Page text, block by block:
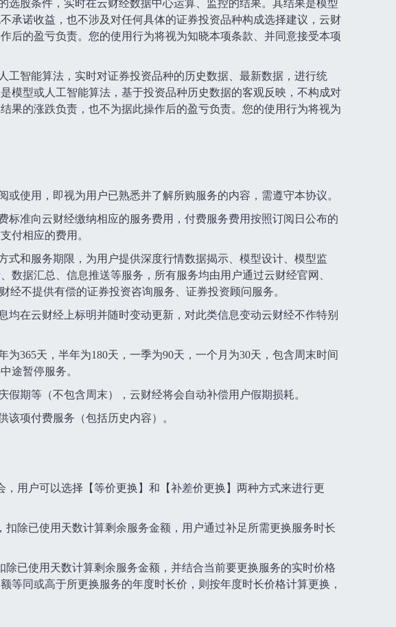
选股条件，实时在云财经数据中心运算、监控的结果。其结果是模型
承诺收益，也不涉及对任何具体的证券投资品种构成选择建议，云财
后的盈亏负责。您的使用行为将视为知晓本项条款、并同意接受本项
工智能算法，实时对证券投资品种的历史数据、最新数据，进行统
模型或人工智能算法，基于投资品种历史数据的客观反映，不构成对
果的涨跌负责，也不为据此操作后的盈亏负责。您的使用行为将视为
或使用，即视为用户已熟悉并了解所购服务的内容，需遵守本协议。
标准向云财经缴纳相应的服务费用，付费服务费用按照订阅日公布的
付相应的费用。
式和服务期限，为用户提供深度行情数据揭示、模型设计、模型监
数据汇总、信息推送等服务，所有服务均由用户通过云财经官网、
经不提供有偿的证券投资咨询服务、证券投资顾问服务。
均在云财经上标明并随时变动更新，对此类信息变动云财经不作特别
365天，半年为180天，一季为90天，一个月为30天，包含周末时间
途暂停服务。
期等（不包含周末），云财经将会自动补偿用户假期损耗。
该项付费服务（包括历史内容）。
用户可以选择【等价更换】和【补差价更换】两种方式来进行更
除已使用天数计算剩余服务金额，用户通过补足所需更换服务时长
已使用天数计算剩余服务金额，并结合当前要更换服务的实时价格
等同或高于所更换服务的年度时长价，则按年度时长价格计算更换，